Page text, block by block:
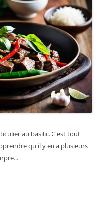
au basilic. C'est tout
qu'il y en a plusieurs